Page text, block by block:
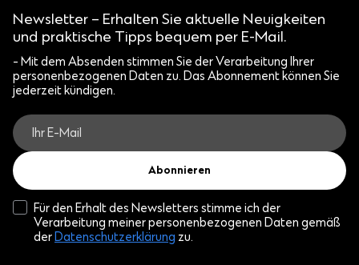
Newsletter – Erhalten Sie aktuelle Neuigkeiten
und praktische Tipps bequem per E-Mail.
- Mit dem Absenden stimmen Sie der Verarbeitung Ihrer
personenbezogenen Daten zu. Das Abonnement können Sie
jederzeit kündigen.
Abonnieren
Für den Erhalt des Newsletters stimme ich der
Verarbeitung meiner personenbezogenen Daten gemäß
derDatenschutzerklärung zu.